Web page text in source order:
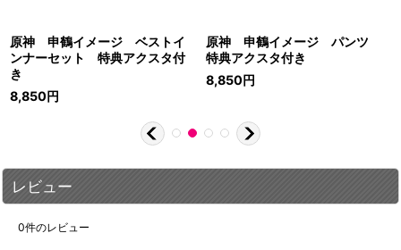
原神 申鶴イメージ ベストイ
ンナーセット 特典アクスタ付
き
8,850 円
原神 申鶴イメージ パンツ
特典アクスタ付き
8,850 円
レビュー
0件のレビュー